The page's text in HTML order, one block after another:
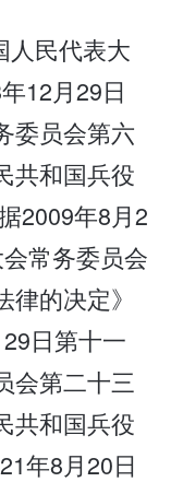
人民代表大
12月29日
委员会第六
共和国兵役
2009年8月2
常务委员会
的决定》
日第十一
会第二十三
共和国兵役
年8月20日